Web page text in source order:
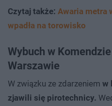
Czytaj także: Awaria metra
wpadła na torowisko
Wybuch w
Warszawie
W związku ze zdarzeniem w
zjawili się pirotechnicy.